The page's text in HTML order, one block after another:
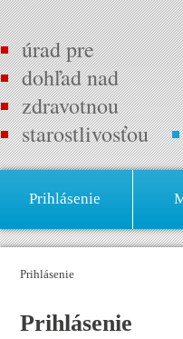
úrad pre
dohľad nad
zdravotnou
starostlivosťou
Prihlásenie
Prihlásenie
Prihlásenie